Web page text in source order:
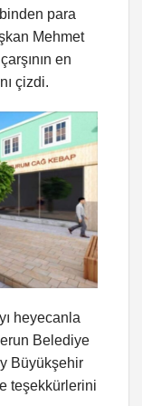
para
Mehmet
en
çizdi.
heyecanla
Belediye
Büyükşehir
teşekkürlerini